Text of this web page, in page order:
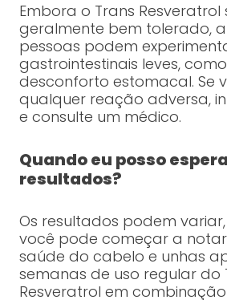
Embora o Trans Resveratrol
geralmente bem tolerado,
pessoas podem
gastrointestinais leves,
desconforto estomacal. Se
qualquer reação adversa,
e consulte um médico.
Quando eu posso
resultados?
Os resultados podem
você pode começar a
saúde do cabelo e unhas
semanas de uso regular do
Resveratrol em